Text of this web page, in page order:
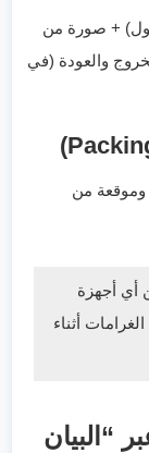
+ صورة من
والعودة (في
وموقعة من
أي أجهزة
أثناء
“البيان